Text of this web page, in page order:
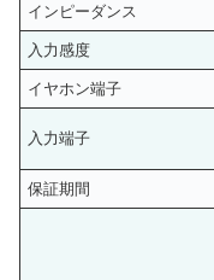
インピーダンス
入力感度
イヤホン端子
入力端子
保証期間